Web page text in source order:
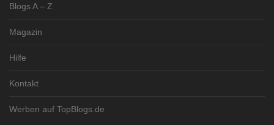
Blogs A – Z
Magazin
Hilfe
Kontakt
Werben auf TopBlogs.de